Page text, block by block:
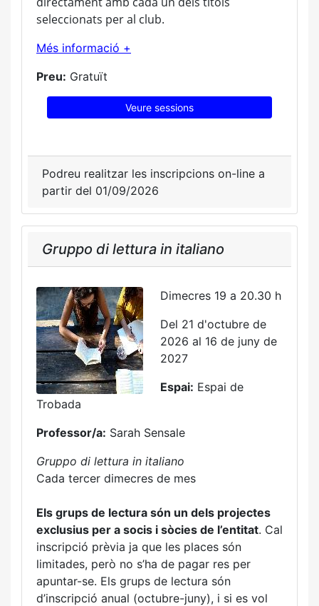
seleccionats per al club.
Més informació +
Preu: Gratuït
Veure sessions
Podreu realitzar les inscripcions on-line a
partir del 01/09/2026
Gruppo di lettura in italiano
Dimecres 19 a 20.30 h
Del 21 d'octubre de
2026 al 16 de juny de
2027
Espai: Espai de
Trobada
Professor/a: Sarah Sensale
Gruppo di lettura in italiano
Cada tercer dimecres de mes
Els grups de lectura són un dels projectes
exclusius per a socis i sòcies de l’entitat. Cal
inscripció prèvia ja que les places són
limitades, però no s’ha de pagar res per
apuntar-se. Els grups de lectura són
d’inscripció anual (octubre-juny), i si es vol